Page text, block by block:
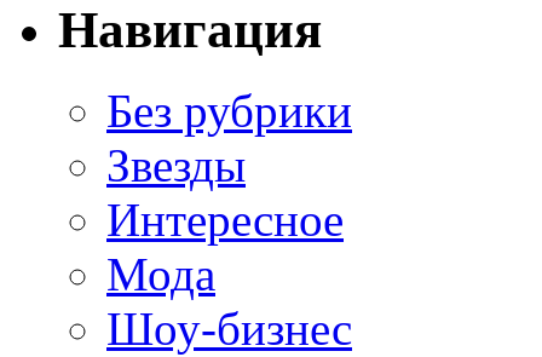
Навигация
Без рубрики
Звезды
Интересное
Мода
Шоу-бизнес